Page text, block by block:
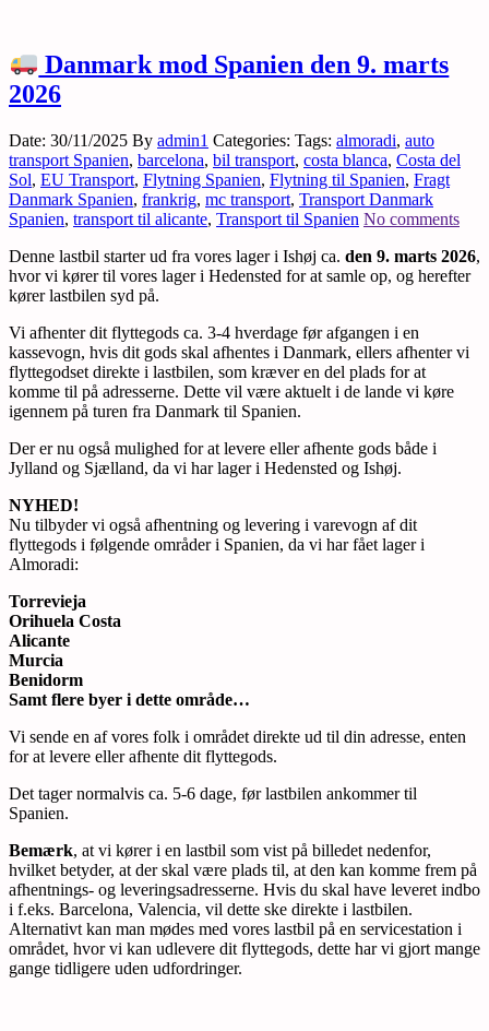
Danmark mod Spanien den 9. marts
2026
Date: 30/11/2025 By admin1 Categories: Tags: almoradi, auto
transport Spanien, barcelona, bil transport, costa blanca, Costa del
Sol, EU Transport, Flytning Spanien, Flytning til Spanien, Fragt
Danmark Spanien, frankrig, mc transport, Transport Danmark
Spanien, transport til alicante, Transport til Spanien No comments
Denne lastbil starter ud fra vores lager i Ishøj ca. den 9. marts 2026,
hvor vi kører til vores lager i Hedensted for at samle op, og herefter
kører lastbilen syd på.
Vi afhenter dit flyttegods ca. 3-4 hverdage før afgangen i en
kassevogn, hvis dit gods skal afhentes i Danmark, ellers afhenter vi
flyttegodset direkte i lastbilen, som kræver en del plads for at
komme til på adresserne. Dette vil være aktuelt i de lande vi køre
igennem på turen fra Danmark til Spanien.
Der er nu også mulighed for at levere eller afhente gods både i
Jylland og Sjælland, da vi har lager i Hedensted og Ishøj.
NYHED!
Nu tilbyder vi også afhentning og levering i varevogn af dit
flyttegods i følgende områder i Spanien, da vi har fået lager i
Almoradi:
Torrevieja
Orihuela Costa
Alicante
Murcia
Benidorm
Samt flere byer i dette område…
Vi sende en af vores folk i området direkte ud til din adresse, enten
for at levere eller afhente dit flyttegods.
Det tager normalvis ca. 5-6 dage, før lastbilen ankommer til
Spanien.
Bemærk, at vi kører i en lastbil som vist på billedet nedenfor,
hvilket betyder, at der skal være plads til, at den kan komme frem på
afhentnings- og leveringsadresserne. Hvis du skal have leveret indbo
i f.eks. Barcelona, Valencia, vil dette ske direkte i lastbilen.
Alternativt kan man mødes med vores lastbil på en servicestation i
området, hvor vi kan udlevere dit flyttegods, dette har vi gjort mange
gange tidligere uden udfordringer.